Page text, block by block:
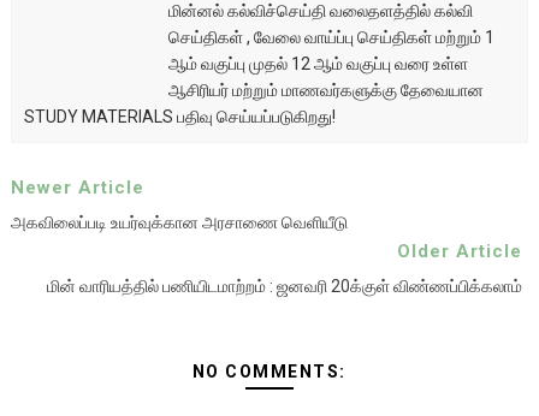
மின்னல் கல்விச்செய்தி வலைதளத்தில் கல்வி
செய்திகள் , வேலை வாய்ப்பு செய்திகள் மற்றும் 1
ஆம் வகுப்பு முதல் 12 ஆம் வகுப்பு வரை உள்ள
ஆசிரியர் மற்றும் மாணவர்களுக்கு தேவையான
STUDY MATERIALS பதிவு செய்யப்படுகிறது!
Newer Article
அகவிலைப்படி உயர்வுக்கான அரசாணை வெளியீடு
Older Article
மின் வாரியத்தில் பணியிடமாற்றம் : ஜனவரி 20க்குள் விண்ணப்பிக்கலாம்
NO COMMENTS: